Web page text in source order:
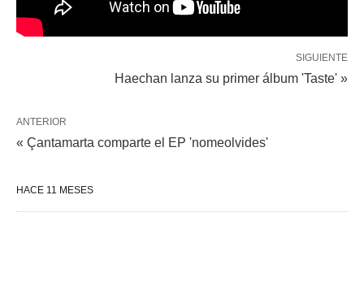
SIGUIENTE
Haechan lanza su primer álbum 'Taste' »
ANTERIOR
« Çantamarta comparte el EP 'nomeolvides'
HACE 11 MESES